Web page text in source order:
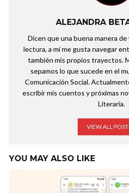
ALEJANDRA
Dicen que una buena manera de
lectura, a mí me gusta navegar
también mis propios trayectos.
sepamos lo que sucede en el
Comunicación Social.
escribir mis cuentos y próximas
Literaria.
VIEW ALL
YOU MAY ALSO LIKE